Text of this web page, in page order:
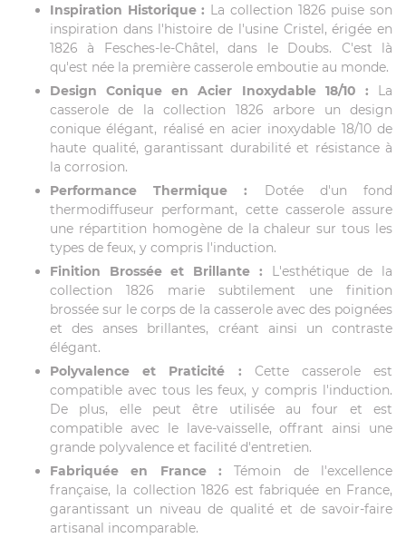
Inspiration Historique : La collection 1826 puise son
inspiration dans l'histoire de l'usine Cristel, érigée en
1826 à Fesches-le-Châtel, dans le Doubs. C'est là
qu'est née la première casserole emboutie au monde.
Design Conique en Acier Inoxydable 18/10 : La
casserole de la collection 1826 arbore un design
conique élégant, réalisé en acier inoxydable 18/10 de
haute qualité, garantissant durabilité et résistance à
la corrosion.
Performance Thermique : Dotée d'un fond
thermodiffuseur performant, cette casserole assure
une répartition homogène de la chaleur sur tous les
types de feux, y compris l'induction.
Finition Brossée et Brillante : L'esthétique de la
collection 1826 marie subtilement une finition
brossée sur le corps de la casserole avec des poignées
et des anses brillantes, créant ainsi un contraste
élégant.
Polyvalence et Praticité : Cette casserole est
compatible avec tous les feux, y compris l'induction.
De plus, elle peut être utilisée au four et est
compatible avec le lave-vaisselle, offrant ainsi une
grande polyvalence et facilité d'entretien.
Fabriquée en France : Témoin de l'excellence
française, la collection 1826 est fabriquée en France,
garantissant un niveau de qualité et de savoir-faire
artisanal incomparable.